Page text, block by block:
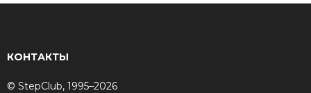
КОНТАКТЫ
© StepClub, 1995–2026